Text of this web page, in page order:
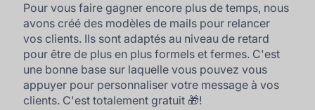
Pour vous faire gagner encore plus de temps, nous
avons créé des modèles de mails pour relancer
vos clients. Ils sont adaptés au niveau de retard
pour être de plus en plus formels et fermes. C'est
une bonne base sur laquelle vous pouvez vous
appuyer pour personnaliser votre message à vos
clients. C'est totalement gratuit 🎁!